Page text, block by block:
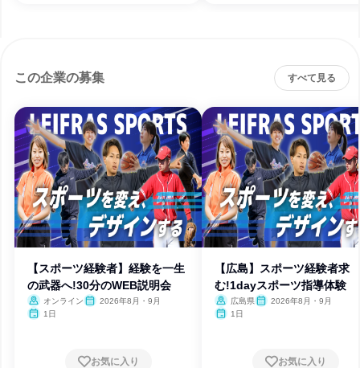
この企業の募集 すべて見る
【スポーツ経験者】経験を一生
の武器へ!30分のWEB説明会
オンライン
2026年8月・9月
1日
お気に入り
【広島】スポーツ経験者求
む!1dayスポーツ指導体験
広島県
2026年8月・9月
1日
お気に入り